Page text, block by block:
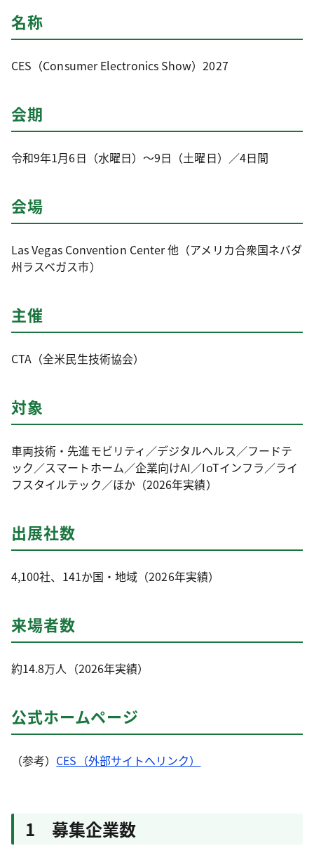
名称
CES（Consumer Electronics Show）2027
会期
令和9年1月6日（水曜日）～9日（土曜日）／4日間
会場
Las Vegas Convention Center 他（アメリカ合衆国ネバダ
州ラスベガス市）
主催
CTA（全米民生技術協会）
対象
車両技術・先進モビリティ／デジタルヘルス／フードテ
ック／スマートホーム／企業向けAI／IoTインフラ／ライ
フスタイルテック／ほか（2026年実績）
出展社数
4,100社、141か国・地域（2026年実績）
来場者数
約14.8万人（2026年実績）
公式ホームページ
（参考） CES（外部サイトへリンク）
1 募集企業数